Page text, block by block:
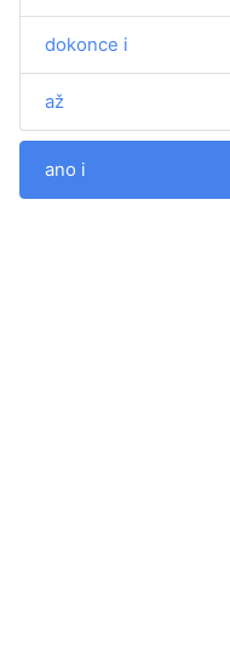
dokonce i
až
ano i